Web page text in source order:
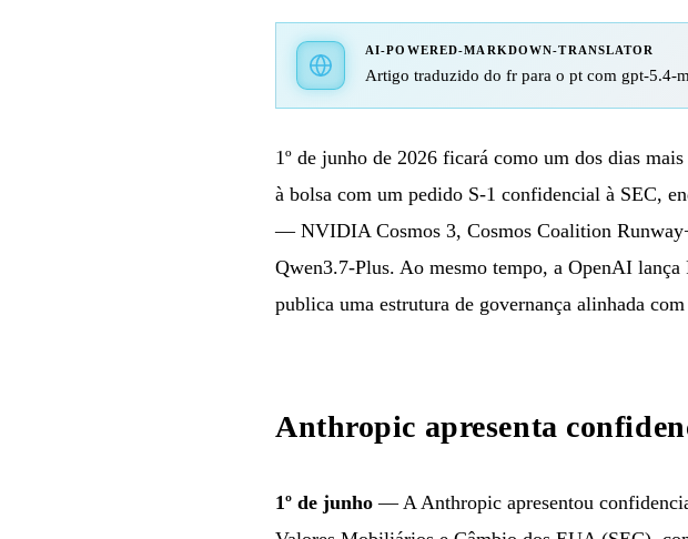
AI-POWERED-MARKDOWN-TRANSLATOR
Artigo traduzido do fr para o pt com gpt-5.4-
1º de junho de 2026 ficará como um dos dias
à bolsa com um pedido S-1 confidencial à SEC,
— NVIDIA Cosmos 3, Cosmos Coalition
Qwen3.7-Plus. Ao mesmo tempo, a OpenAI lança
publica uma estrutura de governança alinhada
Anthropic apresenta
1º de junho — A Anthropic apresentou